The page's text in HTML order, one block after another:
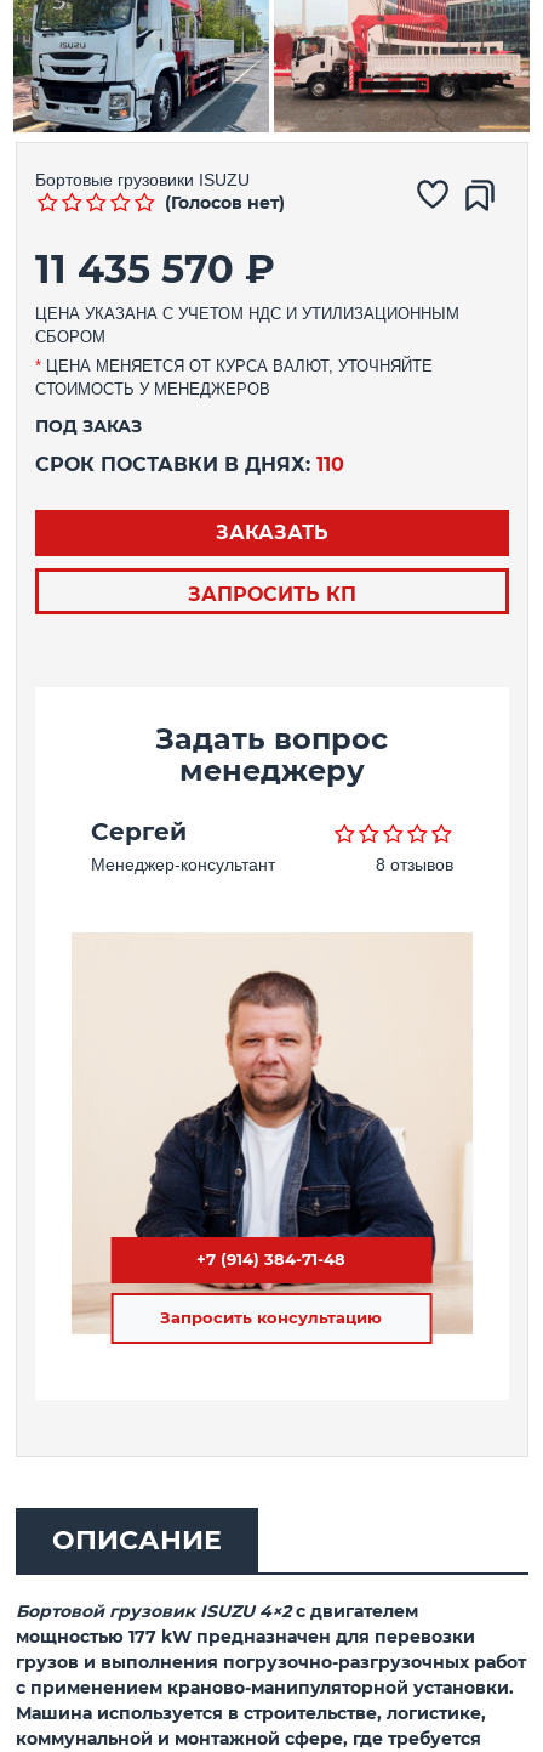
Бортовые грузовики ISUZU
(Голосов нет)
11 435 570 ₽
ЦЕНА УКАЗАНА С УЧЕТОМ НДС И УТИЛИЗАЦИОННЫМ
СБОРОМ
*ЦЕНА МЕНЯЕТСЯ ОТ КУРСА ВАЛЮТ, УТОЧНЯЙТЕ
СТОИМОСТЬ У МЕНЕДЖЕРОВ
ПОД ЗАКАЗ
СРОК ПОСТАВКИ В ДНЯХ: 110
ЗАКАЗАТЬ
ЗАПРОСИТЬ КП
Задать вопрос
менеджеру
Сергей
Менеджер-консультант 8 отзывов
+7 (914) 384-71-48
Запросить консультацию
ОПИСАНИЕ
Бортовой грузовик ISUZU 4×2с двигателем
мощностью 177 kWпредназначен для перевозки
грузов и выполнения погрузочно-разгрузочных работ
с применением краново-манипуляторной установки.
Машина используется в строительстве, логистике,
коммунальной и монтажной сфере, где требуется